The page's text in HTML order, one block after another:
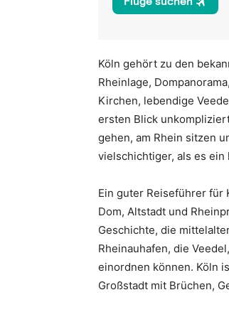
Köln gehört zu den
Rheinlage,
Kirchen, lebendige
ersten Blick
gehen, am Rhein sitzen
vielschichtiger, als es
Ein guter Reiseführer für
Dom, Altstadt und
Geschichte, die
Rheinauhafen, die
einordnen können. Köln
Großstadt mit Brüchen,